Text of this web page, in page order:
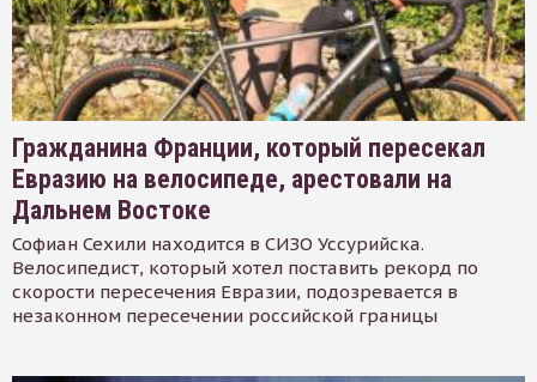
Гражданина Франции, который пересекал
Евразию на велосипеде, арестовали на
Дальнем Востоке
Софиан Сехили находится в СИЗО Уссурийска.
Велосипедист, который хотел поставить рекорд по
скорости пересечения Евразии, подозревается в
незаконном пересечении российской границы